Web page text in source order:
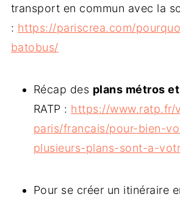
transport en commun avec la
: https://pariscrea.com/
batobus/
Récap des plans métros
RATP : https://www.ratp.fr/
paris/francais/pour-bien-
plusieurs-plans-sont-a-
Pour se créer un itinéraire